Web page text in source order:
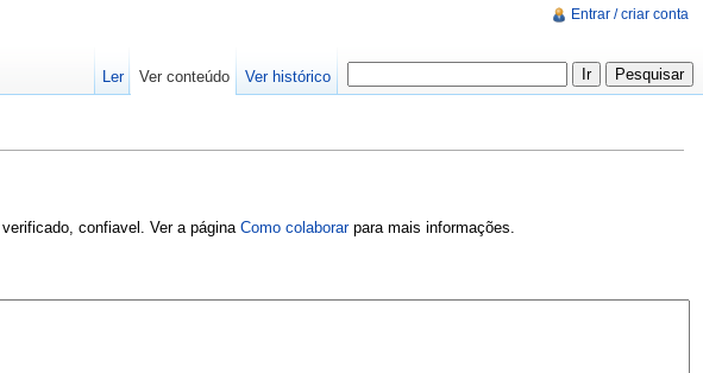
, verificado, confiavel. Ver a páginaComo colaborarpara mais informações.
Entrar / criar conta
Ler Ver conteúdo Ver histórico